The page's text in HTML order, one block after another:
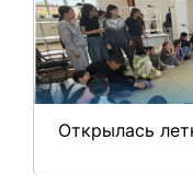
Открылась